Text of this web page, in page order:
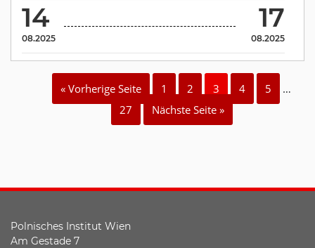
14
08.2025
17
08.2025
« Vorherige Seite 1 2 3 4 5
…
27
Nächste Seite »
Polnisches Institut Wien
Am Gestade 7